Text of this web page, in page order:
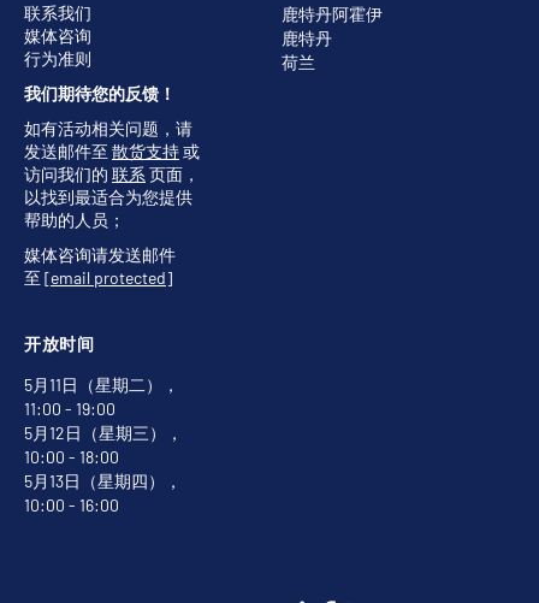
鹿特丹阿霍伊
鹿特丹
荷兰
开放时间
5月11日（星期二），
11:00 - 19:00
5月12日（星期三），
10:00 - 18:00
5月13日（星期四），
10:00 - 16:00
联系我们
媒体咨询
行为准则
我们期待您的反馈！
如有活动相关问题，请
发送邮件至 散货支持或
访问我们的 联系 页面，
以找到最适合为您提供
帮助的人员；
媒体咨询请发送邮件
至 [email protected]